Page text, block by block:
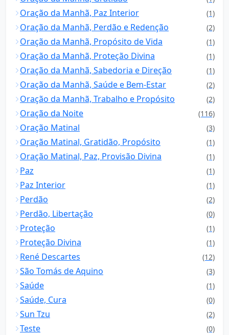
Oração da Manhã, Paz Interior (1)
Oração da Manhã, Perdão e Redenção (2)
Oração da Manhã, Propósito de Vida (1)
Oração da Manhã, Proteção Divina (1)
Oração da Manhã, Sabedoria e Direção (1)
Oração da Manhã, Saúde e Bem-Estar (2)
Oração da Manhã, Trabalho e Propósito (2)
Oração da Noite (116)
Oração Matinal (3)
Oração Matinal, Gratidão, Propósito (1)
Oração Matinal, Paz, Provisão Divina (1)
Paz (1)
Paz Interior (1)
Perdão (2)
Perdão, Libertação (0)
Proteção (1)
Proteção Divina (1)
René Descartes (12)
São Tomás de Aquino (3)
Saúde (1)
Saúde, Cura (0)
Sun Tzu (2)
Teste (0)